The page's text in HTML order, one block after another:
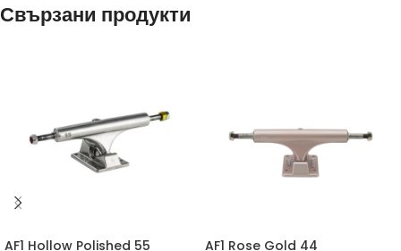
Свързани продукти
AF1 Hollow Polished 55 AF1 Rose Gold 44